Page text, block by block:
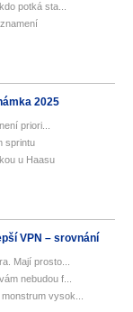
potká sta...
2025
priori...
sprintu
u Haasu
VPN – srovnání
Mají prosto...
nebudou f...
vysok...